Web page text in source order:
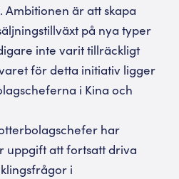
Ambitionen är att skapa
på nya typer
inte varit tillräckligt
för detta initiativ ligger
i Kina och
har
uppgift att fortsatt driva
i